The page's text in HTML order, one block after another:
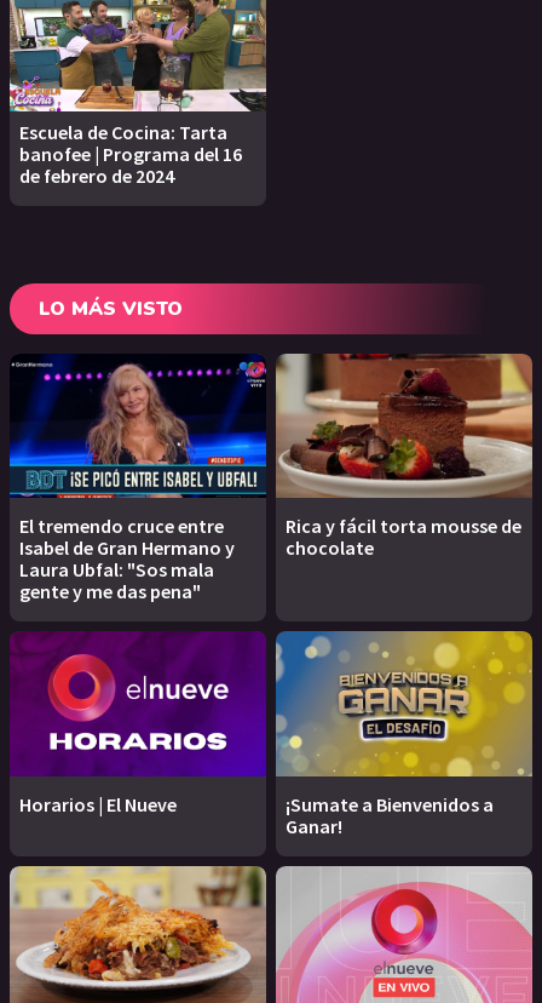
Escuela de Cocina: Tarta
banofee | Programa del 16
de febrero de 2024
LO MÁS VISTO
El tremendo cruce entre
Isabel de Gran Hermano y
Laura Ubfal: "Sos mala
gente y me das pena"
Rica y fácil torta mousse de
chocolate
Horarios | El Nueve
¡Sumate a Bienvenidos a
Ganar!